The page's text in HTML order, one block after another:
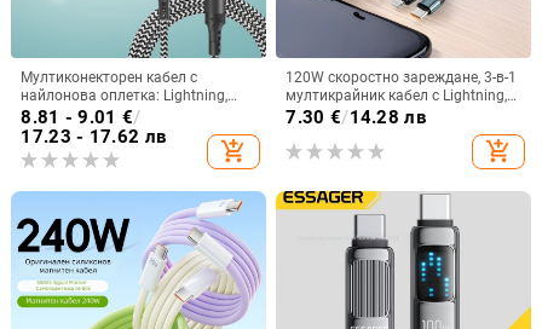
Мултиконекторен кабел с
найлонова оплетка: Lightning,
Micro-USB и USB-C; PD бързо
зареждане; дължина 1-2 м;
съвместим с iPhone и Huawei.
8.81 - 9.01 €/
17.23 - 17.62 лв
add_shopping_cart
120W скоростно зареждане, 3-в-1
мултикрайник кабел с Lightning,
Micro-USB и Type-C за iPhone,
Huawei и USB-C устройства,
дължина 1-2 м, черен
7.30 €/14.28 лв
add_shopping_cart